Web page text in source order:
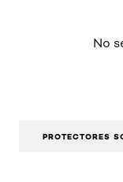
No
PROTECTORES